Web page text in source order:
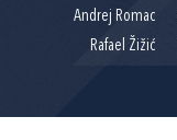
Andrej Romac
Rafael Žižić